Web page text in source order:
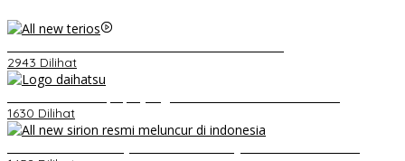
2943 Dilihat
1630 Dilihat